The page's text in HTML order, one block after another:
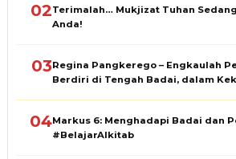
02Terimalah… Mukjizat Tuhan
Anda!
03Regina Pangkerego – Engkaulah
Berdiri di Tengah Badai, dalam
04Markus 6: Menghadapi Badai dan
#BelajarAlkitab